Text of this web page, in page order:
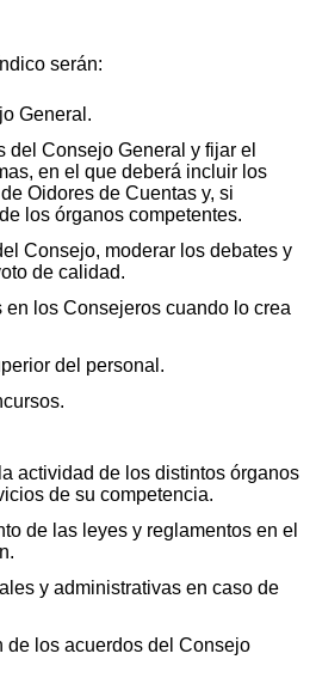
serán:
General.
del Consejo General y fijar el
en el que deberá incluir los
Oidores de Cuentas y, si
los órganos competentes.
Consejo, moderar los debates y
de calidad.
los Consejeros cuando lo crea
del personal.
actividad de los distintos órganos
de su competencia.
de las leyes y reglamentos en el
y administrativas en caso de
de los acuerdos del Consejo